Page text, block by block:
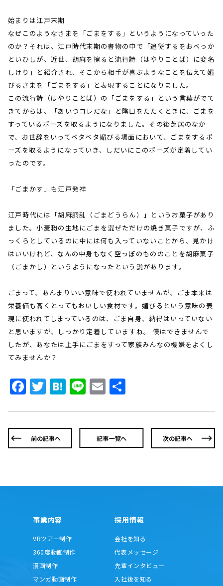
始まりは江戸末期
なぜこのようなさまを「ごまをする」というようになっていった
のか？それは、江戸時代末期の書物の中で「追従するをおべっか
といひしが、近世、胡麻を擦ると流行詩（はやりことば）に変名
しけり」と紹介され、そこから相手が喜ぶようなことを伝えて媚
びるさまを「ごまをする」と表現することになりました。
この流行詩（はやりことば）の「ごまをする」という言葉がでて
きてからは、「あいつコレだな」と陰口をたたくときに、ごまを
すっているポーズを取るようになりました。その後芝居のなか
で、お世辞をいってベタベタ媚びる場面において、ごまをするポ
ーズを取るようになっていき、しだいにこのポーズが定着してい
ったのです。
「ごまかす」も江戸発祥
江戸時代には「胡麻胴乱（ごまどうらん）」というお菓子があり
ました。小麦粉の生地にごまを混ぜただけの焼き菓子ですが、ふ
っくらとしているのに中には何も入っていないことから、見かけ
はいいけれど、なんの中身もなく空っぽのもののことを胡麻菓子
（ごまかし）というようになったという説があります。
ごまって、あんまりいい意味で使われていませんが、ごま本来は
栄養価も高くとってもおいしい食材です。媚びるという意味の表
現に使われてしまっているのは、ごま自身、納得はいっていない
と思いますが、しっかり定着していますね。 僕はできませんで
したが、あなたは上手にごまをすって家族みんなの機嫌をよくし
てみませんか？
Facebook
Twitter
Hatena
LineEmail
前の記事へ 記事一覧へ 次の記事へ
事業内容
VRツアー制作
360度動画制作
漫画制作
マンガ動画制作
採用情報
会社を知る
代表メッセージ
先輩インタビュー
入社後を知る